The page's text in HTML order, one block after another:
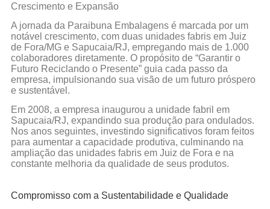
Crescimento e Expansão
A jornada da Paraibuna Embalagens é marcada por um
notável crescimento, com duas unidades fabris em Juiz
de Fora/MG e Sapucaia/RJ, empregando mais de 1.000
colaboradores diretamente. O propósito de “Garantir o
Futuro Reciclando o Presente” guia cada passo da
empresa, impulsionando sua visão de um futuro próspero
e sustentável.
Em 2008, a empresa inaugurou a unidade fabril em
Sapucaia/RJ, expandindo sua produção para ondulados.
Nos anos seguintes, investindo significativos foram feitos
para aumentar a capacidade produtiva, culminando na
ampliação das unidades fabris em Juiz de Fora e na
constante melhoria da qualidade de seus produtos.
Compromisso com a Sustentabilidade e Qualidade